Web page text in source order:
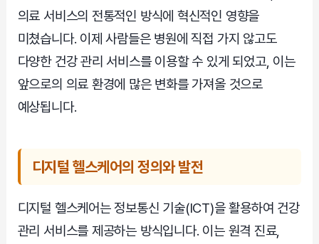
의료 서비스의 전통적인 방식에 혁신적인 영향을
미쳤습니다. 이제 사람들은 병원에 직접 가지 않고도
다양한 건강 관리 서비스를 이용할 수 있게 되었고, 이는
앞으로의 의료 환경에 많은 변화를 가져올 것으로
예상됩니다.
디지털 헬스케어의 정의와 발전
디지털 헬스케어는 정보통신 기술(ICT)을 활용하여 건강
관리 서비스를 제공하는 방식입니다. 이는 원격 진료,